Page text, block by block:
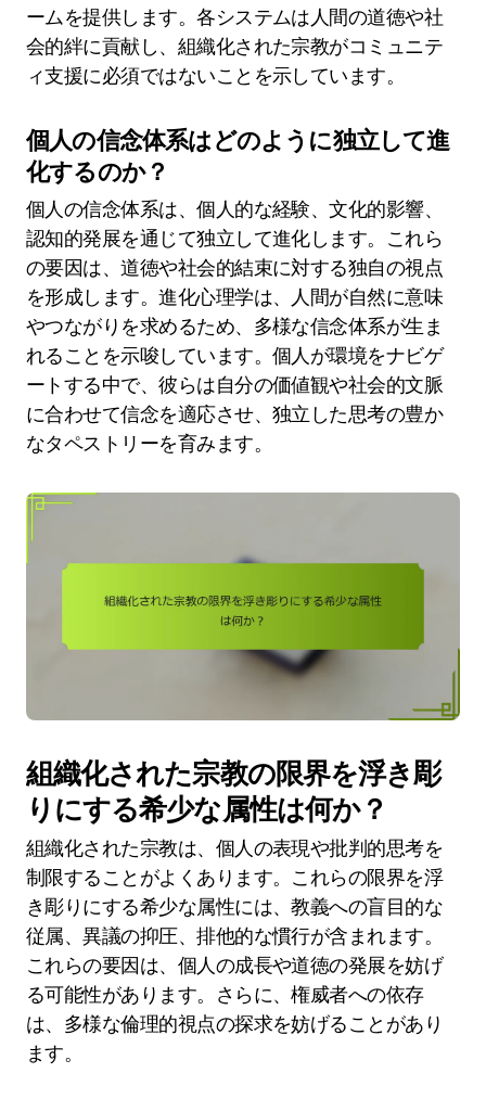
ームを提供します。各システムは人間の道徳や社
会的絆に貢献し、組織化された宗教がコミュニテ
ィ支援に必須ではないことを示しています。
個人の信念体系はどのように独立して進
化するのか？
個人の信念体系は、個人的な経験、文化的影響、
認知的発展を通じて独立して進化します。これら
の要因は、道徳や社会的結束に対する独自の視点
を形成します。進化心理学は、人間が自然に意味
やつながりを求めるため、多様な信念体系が生ま
れることを示唆しています。個人が環境をナビゲ
ートする中で、彼らは自分の価値観や社会的文脈
に合わせて信念を適応させ、独立した思考の豊か
なタペストリーを育みます。
組織化された宗教の限界を浮き彫
りにする希少な属性は何か？
組織化された宗教は、個人の表現や批判的思考を
制限することがよくあります。これらの限界を浮
き彫りにする希少な属性には、教義への盲目的な
従属、異議の抑圧、排他的な慣行が含まれます。
これらの要因は、個人の成長や道徳の発展を妨げ
る可能性があります。さらに、権威者への依存
は、多様な倫理的視点の探求を妨げることがあり
ます。